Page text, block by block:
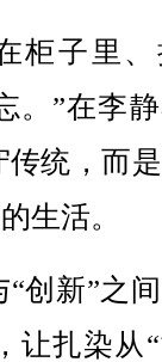
子里、
。”在李
统，而
生活。
新”之
让扎染从